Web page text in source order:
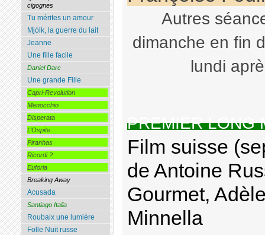
Autres
dimanche en fin
lundi
PREMIER LONG
Film suisse
de Antoine
Gourmet,
Minnella
cigognes
Tu mérites un amour
Mjólk, la guerre du lait
Jeanne
Une fille facile
Daniel Darc
Une grande Fille
Capri-Revolution
Menocchio
Disperata
L’Ospite
Piranhas
Ricordi ?
Euforia
Breaking Away
Acusada
Santiago Italia
Roubaix une lumière
Folle Nuit russe